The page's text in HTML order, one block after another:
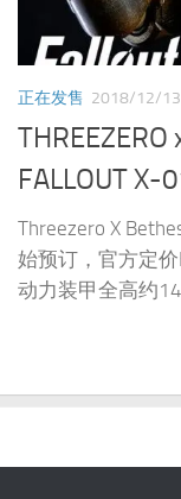
正在发售 2018/12/13
FALLOUT
Threezero X
始预订，官方定
动力装甲全高约